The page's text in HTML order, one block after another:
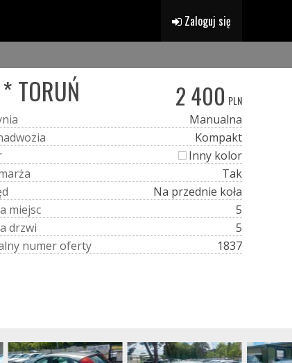
Zaloguj się
TORUŃ 2 400 PLN
nia
Manualna
adwozia
Kompakt
Inny kolor
arża
Tak
d
Na przednie koła
a miejsc
5
a drzwi
5
lny numeroferty 1837